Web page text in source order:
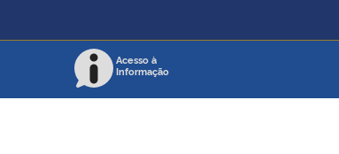
Acesso à
Informação